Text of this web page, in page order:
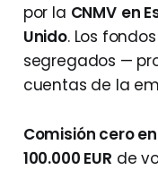
por la CNMV en
Unido. Los
segregados —
cuentas de la
Comisión cero en
100.000 EUR de